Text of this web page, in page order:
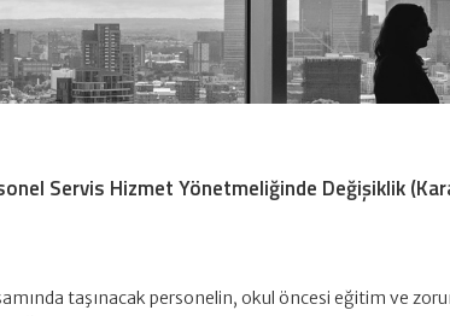
Servis Hizmet Yönetmeliğinde Değişiklik
taşınacak personelin, okul öncesi eğitim ve